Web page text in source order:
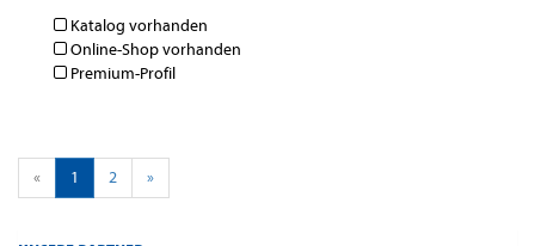
Katalog vorhanden
Online-Shop vorhanden
Premium-Profil
« 1 2 »